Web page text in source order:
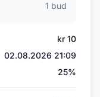
1 bud
kr 10
02.08.2026 21:09
25%